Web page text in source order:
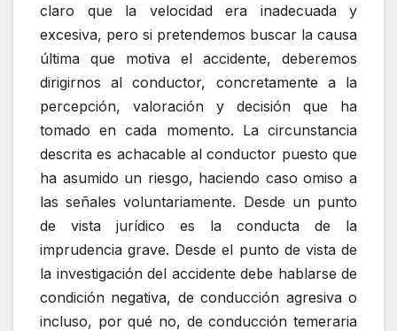
claro que la velocidad era inadecuada y
excesiva, pero si pretendemos buscar la causa
última que motiva el accidente, deberemos
dirigirnos al conductor, concretamente a la
percepción, valoración y decisión que ha
tomado en cada momento. La circunstancia
descrita es achacable al conductor puesto que
ha asumido un riesgo, haciendo caso omiso a
las señales voluntariamente. Desde un punto
de vista jurídico es la conducta de la
imprudencia grave. Desde el punto de vista de
la investigación del accidente debe hablarse de
condición negativa, de conducción agresiva o
incluso, por qué no, de conducción temeraria